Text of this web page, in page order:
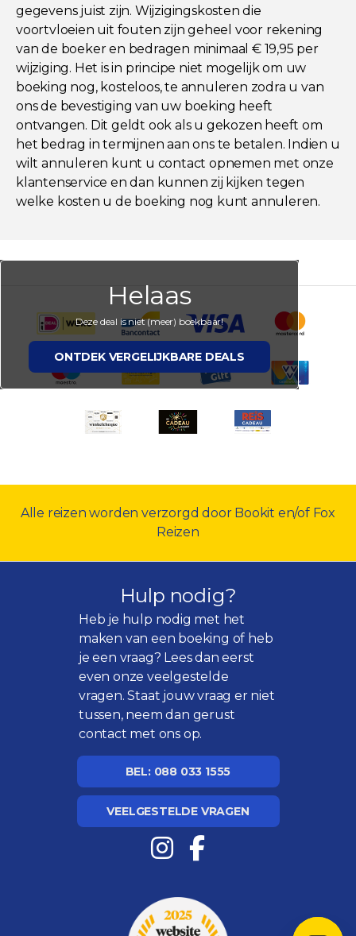
gegevens juist zijn. Wijzigingskosten die
voortvloeien uit fouten zijn geheel voor rekening
van de boeker en bedragen minimaal € 19,95 per
wijziging. Het is in principe niet mogelijk om uw
boeking nog, kosteloos, te annuleren zodra u van
ons de bevestiging van uw boeking heeft
ontvangen. Dit geldt ook als u gekozen heeft om
het bedrag in termijnen aan ons te betalen. Indien u
wilt annuleren kunt u contact opnemen met onze
klantenservice en dan kunnen zij kijken tegen
welke kosten u de boeking nog kunt annuleren.
Helaas
Deze deal is niet (meer) boekbaar!
ONTDEK VERGELIJKBARE DEALS
Alle reizen worden verzorgd door Bookit en/of Fox
Reizen
Hulp nodig?
Heb je hulp nodig met het
maken van een boeking of heb
je een vraag? Lees dan eerst
even onzeveelgestelde
vragen. Staat jouw vraag er niet
tussen, neem dan gerust
contact met ons op.
BEL: 088 033 1555
VEELGESTELDE VRAGEN